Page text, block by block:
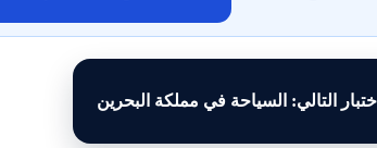
التالي: السياحة في مملكة البحرين